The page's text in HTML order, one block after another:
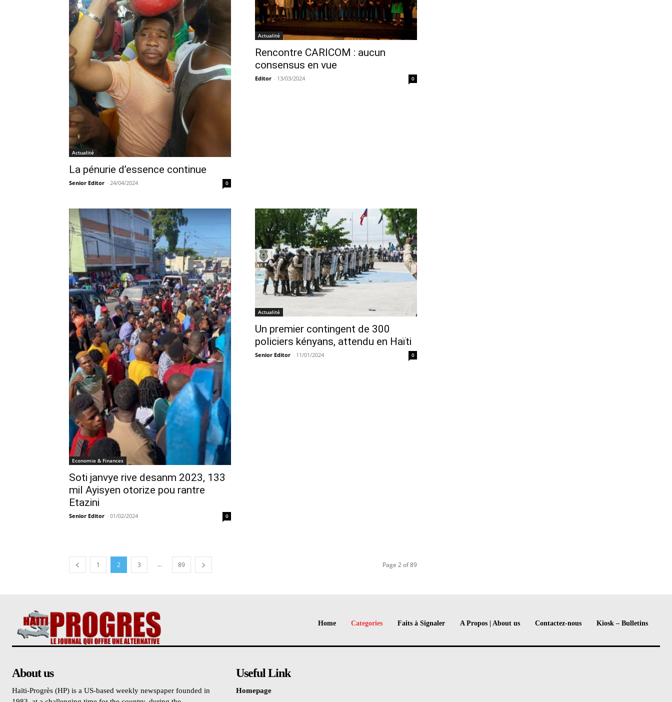
Actualité
La pénurie d’essence continue
Senior Editor - 24/04/2024 0
Actualité
Rencontre CARICOM : aucun
consensus en vue
Editor - 13/03/2024 0
Economie & Finances
Soti janvye rive desanm 2023, 133
mil Ayisyen otorize pou rantre
Etazini
Senior Editor - 01/02/2024 0
Actualité
Un premier contingent de 300
policiers kényans, attendu en Haïti
Senior Editor - 11/01/2024 0
1 2 3 ... 89 Page 2 of 89
Home Categories Faits à Signaler A Propos | About us Contactez-nous Kiosk – Bulletins
About us
Haïti-Progrès (HP) is a US-based weekly newspaper founded in
Useful Link
Homepage